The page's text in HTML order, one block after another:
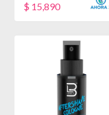
$ 15,890